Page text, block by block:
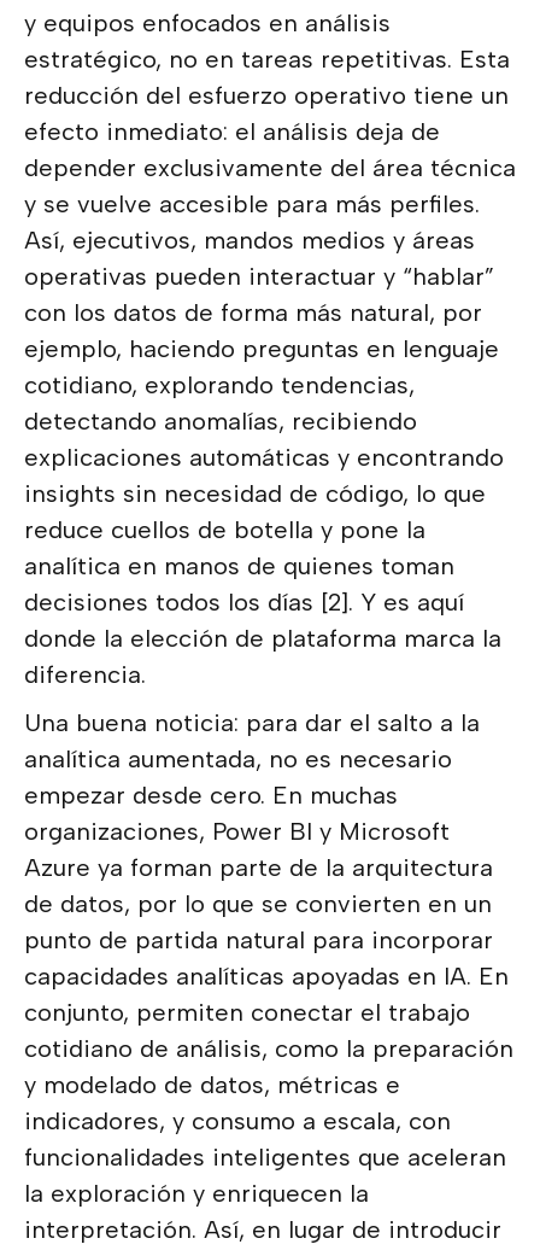
y equipos enfocados en análisis
estratégico, no en tareas repetitivas. Esta
reducción del esfuerzo operativo tiene un
efecto inmediato: el análisis deja de
depender exclusivamente del área técnica
y se vuelve accesible para más perfiles.
Así, ejecutivos, mandos medios y áreas
operativas pueden interactuar y “hablar”
con los datos de forma más natural, por
ejemplo, haciendo preguntas en lenguaje
cotidiano, explorando tendencias,
detectando anomalías, recibiendo
explicaciones automáticas y encontrando
insights sin necesidad de código, lo que
reduce cuellos de botella y pone la
analítica en manos de quienes toman
decisiones todos los días [2]. Y es aquí
donde la elección de plataforma marca la
diferencia.
Una buena noticia: para dar el salto a la
analítica aumentada, no es necesario
empezar desde cero. En muchas
organizaciones, Power BI y Microsoft
Azure ya forman parte de la arquitectura
de datos, por lo que se convierten en un
punto de partida natural para incorporar
capacidades analíticas apoyadas en IA. En
conjunto, permiten conectar el trabajo
cotidiano de análisis, como la preparación
y modelado de datos, métricas e
indicadores, y consumo a escala, con
funcionalidades inteligentes que aceleran
la exploración y enriquecen la
interpretación. Así, en lugar de introducir